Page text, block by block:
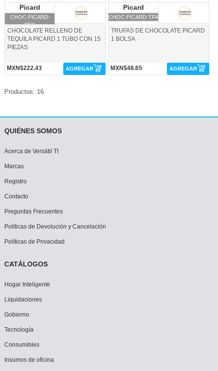
Picard
CHOC-PICARD-
TEQ
CHOCOLATE RELLENO DE
TEQUILA PICARD 1 TUBO CON 15
PIEZAS
MXN$222.43 AGREGAR
Picard
CHOC-PICARD-TFA
TRUFAS DE CHOCOLATE PICARD
1 BOLSA
MXN$48.65 AGREGAR
Productos: 16
QUIÉNES SOMOS
Acerca de Versátil TI
Marcas
Registro
Contacto
Preguntas Frecuentes
Políticas de Devolución y Cancelación
Políticas de Privacidad
CATÁLOGOS
Hogar Inteligente
Liquidaciones
Gobierno
Tecnología
Consumibles
Insumos de oficina